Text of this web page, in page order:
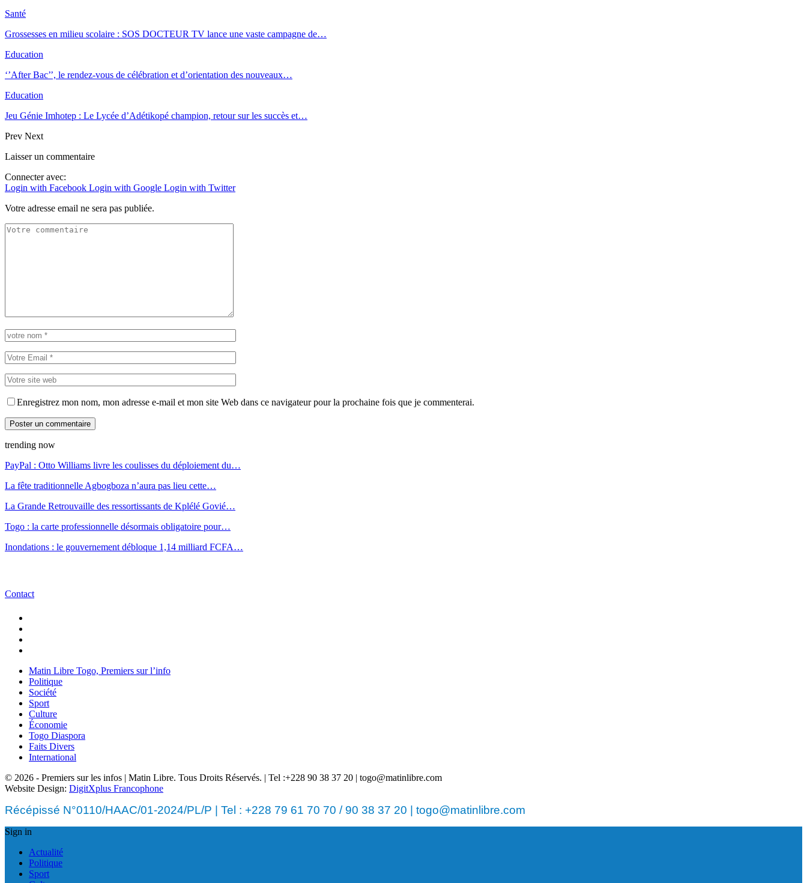
Santé
Grossesses en milieu scolaire : SOS DOCTEUR TV lance une vaste campagne de…
Education
‘’After Bac’’, le rendez-vous de célébration et d’orientation des nouveaux…
Education
Jeu Génie Imhotep : Le Lycée d’Adétikopé champion, retour sur les succès et…
Prev Next
Laisser un commentaire
Connecter avec:
Login with Facebook Login with Google Login with Twitter
Votre adresse email ne sera pas publiée.
Enregistrez mon nom, mon adresse e-mail et mon site Web dans ce navigateur pour la prochaine fois que je commenterai.
trending now
PayPal : Otto Williams livre les coulisses du déploiement du…
La fête traditionnelle Agbogboza n’aura pas lieu cette…
La Grande Retrouvaille des ressortissants de Kplélé Govié…
Togo : la carte professionnelle désormais obligatoire pour…
Inondations : le gouvernement débloque 1,14 milliard FCFA…
Contact
Matin Libre Togo, Premiers sur l’info
Politique
Société
Sport
Culture
Économie
Togo Diaspora
Faits Divers
International
© 2026 - Premiers sur les infos | Matin Libre. Tous Droits Réservés. | Tel :+228 90 38 37 20 | togo@matinlibre.com
Website Design: DigitXplus Francophone
Récépissé N°0110/HAAC/01-2024/PL/P | Tel : +228 79 61 70 70 / 90 38 37 20 | togo@matinlibre.com
Sign in
Actualité
Politique
Sport